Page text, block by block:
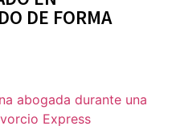
DE FORMA